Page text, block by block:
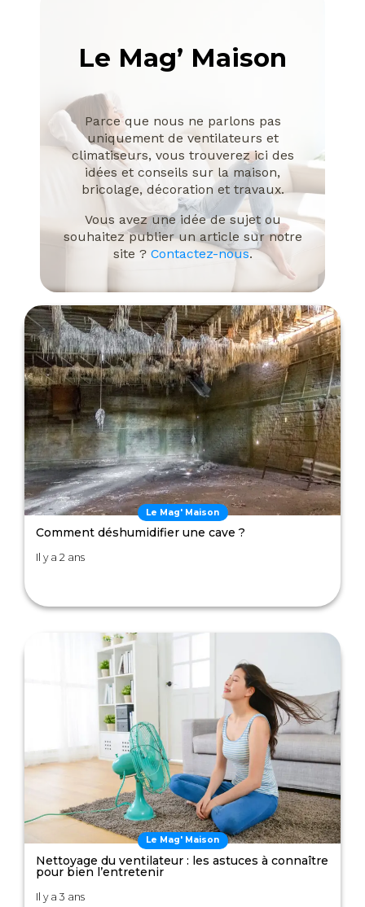
Le Mag’ Maison
Parce que nous ne parlons pas
uniquement de ventilateurs et
climatiseurs, vous trouverez ici des
idées et conseils sur la maison,
bricolage, décoration et travaux.
Vous avez une idée de sujet ou
souhaitez publier un article sur notre
site ? Contactez-nous.
Le Mag' Maison
Comment déshumidifier une cave ?
Il y a 2 ans
Le Mag' Maison
Nettoyage du ventilateur : les astuces à connaître
pour bien l’entretenir
Il y a 3 ans